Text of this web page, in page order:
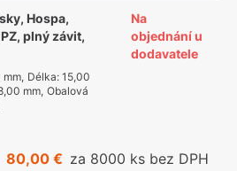
Hospa,
plný závit,
, Délka: 15,00
mm, Obalová
Na
objednání u
dodavatele
80,00 € za 8000 ks bez DPH